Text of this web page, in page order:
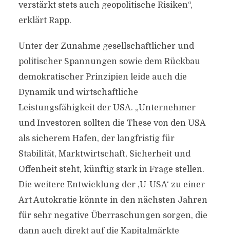
verstärkt stets auch geopolitische Risiken“,
erklärt Rapp.
Unter der Zunahme gesellschaftlicher und
politischer Spannungen sowie dem Rückbau
demokratischer Prinzipien leide auch die
Dynamik und wirtschaftliche
Leistungsfähigkeit der USA. „Unternehmer
und Investoren sollten die These von den USA
als sicherem Hafen, der langfristig für
Stabilität, Marktwirtschaft, Sicherheit und
Offenheit steht, künftig stark in Frage stellen.
Die weitere Entwicklung der ‚U-USA‘ zu einer
Art Autokratie könnte in den nächsten Jahren
für sehr negative Überraschungen sorgen, die
dann auch direkt auf die Kapitalmärkte